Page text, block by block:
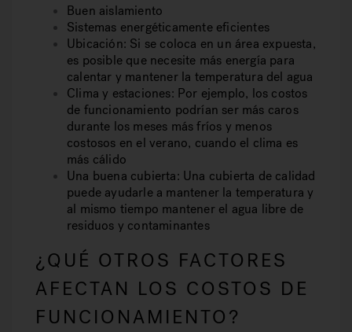
Buen aislamiento
Sistemas energéticamente eficientes
Ubicación: Si se coloca en un área expuesta,
es posible que necesite más energía para
calentar y mantener la temperatura del agua
Clima y estaciones: Por ejemplo, los costos
de funcionamiento podrían ser más caros
durante los meses más fríos y menos
costosos en el verano, cuando el clima es
más cálido
Una buena cubierta: Una cubierta de calidad
puede ayudarle a mantener la temperatura y
al mismo tiempo mantener el agua libre de
residuos y contaminantes
¿QUÉ OTROS FACTORES
AFECTAN LOS COSTOS DE
FUNCIONAMIENTO?